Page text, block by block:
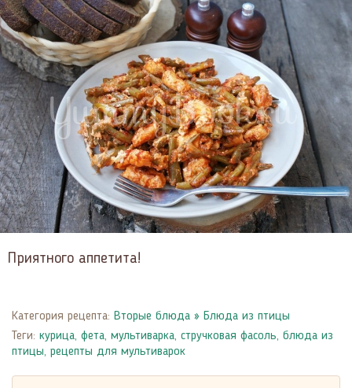
Приятного аппетита!
Категория рецепта: Вторые блюда » Блюда из птицы
Теги: курица, фета, мультиварка, стручковая фасоль, блюда из
птицы, рецепты для мультиварок